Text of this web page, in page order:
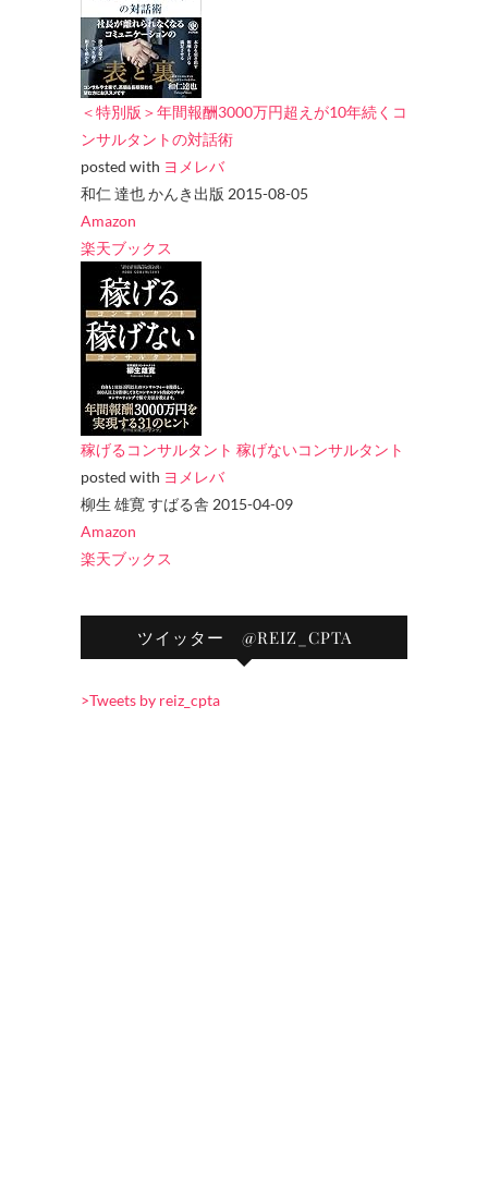
＜特別版＞年間報酬3000万円超えが10年続くコ
ンサルタントの対話術
posted with ヨメレバ
和仁 達也 かんき出版 2015-08-05
Amazon
楽天ブックス
稼げるコンサルタント 稼げないコンサルタント
posted with ヨメレバ
柳生 雄寛 すばる舎 2015-04-09
Amazon
楽天ブックス
ツイッター @REIZ_CPTA
>Tweets by reiz_cpta